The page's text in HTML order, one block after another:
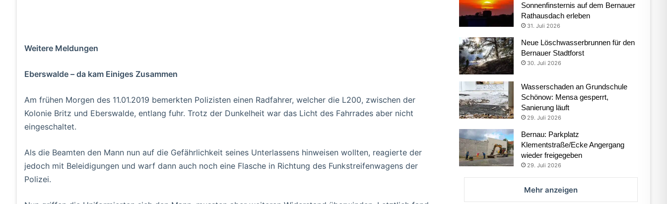
Weitere Meldungen
Eberswalde – da kam Einiges Zusammen
Am frühen Morgen des 11.01.2019 bemerkten Polizisten einen Radfahrer, welcher die L200, zwischen der
Kolonie Britz und Eberswalde, entlang fuhr. Trotz der Dunkelheit war das Licht des Fahrrades aber nicht
eingeschaltet.
Als die Beamten den Mann nun auf die Gefährlichkeit seines Unterlassens hinweisen wollten, reagierte der
jedoch mit Beleidigungen und warf dann auch noch eine Flasche in Richtung des Funkstreifenwagens der
Polizei.
Sonnenfinsternis auf dem Bernauer
Rathausdach erleben
31. Juli 2026
Neue Löschwasserbrunnen für den
Bernauer Stadtforst
30. Juli 2026
Wasserschaden an Grundschule
Schönow: Mensa gesperrt,
Sanierung läuft
29. Juli 2026
Bernau: Parkplatz
Klementstraße/Ecke Angergang
wieder freigegeben
29. Juli 2026
Mehr anzeigen